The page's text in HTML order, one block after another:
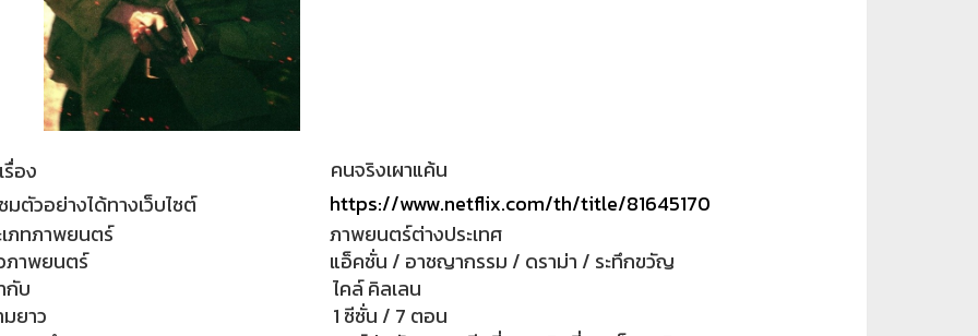
รื่อง
คนจริงเผาแค้น
มตัวอย่างได้ทางเว็บไซต์
https://www.netflix.com/th/title/81645170
เภทภาพยนตร์
ภาพยนตร์ต่างประเทศ
ภาพยนตร์
แอ็คชั่น / อาชญากรรม / ดราม่า / ระทึกขวัญ
กับ
ไคล์ คิลเลน
ยาว
1 ซีซั่น / 7 ตอน